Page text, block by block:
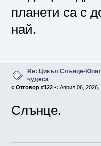
планети са с
най.
Re: Цикъл Слънце-
чудеса
« Отговор #122 -: Април 06, 2026,
Слънце.